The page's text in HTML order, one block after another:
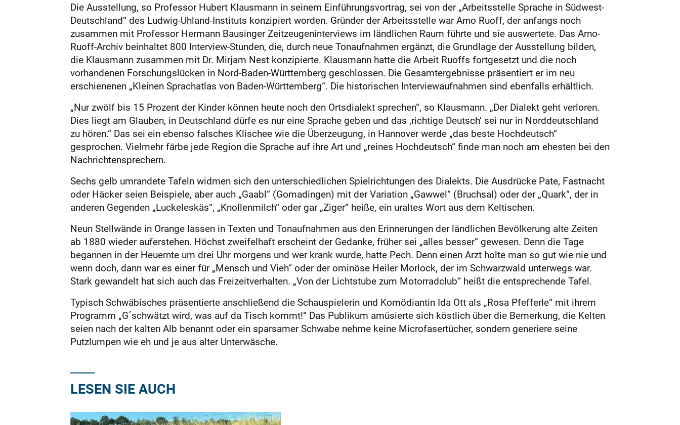
Die Ausstellung, so Professor Hubert Klausmann in seinem Einführungsvortrag, sei von der „Arbeitsstelle Sprache in Südwest-
Deutschland“ des Ludwig-Uhland-Instituts konzipiert worden. Gründer der Arbeitsstelle war Arno Ruoff, der anfangs noch
zusammen mit Professor Hermann Bausinger Zeitzeugeninterviews im ländlichen Raum führte und sie auswertete. Das Arno-
Ruoff-Archiv beinhaltet 800 Interview-Stunden, die, durch neue Tonaufnahmen ergänzt, die Grundlage der Ausstellung bilden,
die Klausmann zusammen mit Dr. Mirjam Nest konzipierte. Klausmann hatte die Arbeit Ruoffs fortgesetzt und die noch
vorhandenen Forschungslücken in Nord-Baden-Württemberg geschlossen. Die Gesamtergebnisse präsentiert er im neu
erschienenen „Kleinen Sprachatlas von Baden-Württemberg“. Die historischen Interviewaufnahmen sind ebenfalls erhältlich.
„Nur zwölf bis 15 Prozent der Kinder können heute noch den Ortsdialekt sprechen“, so Klausmann. „Der Dialekt geht verloren.
Dies liegt am Glauben, in Deutschland dürfe es nur eine Sprache geben und das ‚richtige Deutsch‘ sei nur in Norddeutschland
zu hören.“ Das sei ein ebenso falsches Klischee wie die Überzeugung, in Hannover werde „das beste Hochdeutsch“
gesprochen. Vielmehr färbe jede Region die Sprache auf ihre Art und „reines Hochdeutsch“ finde man noch am ehesten bei den
Nachrichtensprechern.
Sechs gelb umrandete Tafeln widmen sich den unterschiedlichen Spielrichtungen des Dialekts. Die Ausdrücke Pate, Fastnacht
oder Häcker seien Beispiele, aber auch „Gaabl“ (Gomadingen) mit der Variation „Gawwel“ (Bruchsal) oder der „Quark“, der in
anderen Gegenden „Luckeleskäs“, „Knollenmilch“ oder gar „Ziger“ heiße, ein uraltes Wort aus dem Keltischen.
Neun Stellwände in Orange lassen in Texten und Tonaufnahmen aus den Erinnerungen der ländlichen Bevölkerung alte Zeiten
ab 1880 wieder auferstehen. Höchst zweifelhaft erscheint der Gedanke, früher sei „alles besser“ gewesen. Denn die Tage
begannen in der Heuernte um drei Uhr morgens und wer krank wurde, hatte Pech. Denn einen Arzt holte man so gut wie nie und
wenn doch, dann war es einer für „Mensch und Vieh“ oder der ominöse Heiler Morlock, der im Schwarzwald unterwegs war.
Stark gewandelt hat sich auch das Freizeitverhalten. „Von der Lichtstube zum Motorradclub“ heißt die entsprechende Tafel.
Typisch Schwäbisches präsentierte anschließend die Schauspielerin und Komödiantin Ida Ott als „Rosa Pfefferle“ mit ihrem
Programm „G´schwätzt wird, was auf da Tisch kommt!“ Das Publikum amüsierte sich köstlich über die Bemerkung, die Kelten
seien nach der kalten Alb benannt oder ein sparsamer Schwabe nehme keine Microfasertücher, sondern generiere seine
Putzlumpen wie eh und je aus alter Unterwäsche.
LESEN SIE AUCH